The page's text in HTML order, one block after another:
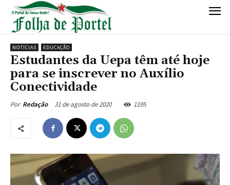
NOTÍCIAS EDUCAÇÃO
Estudantes da Uepa têm até hoje
para se inscrever no Auxílio
Conectividade
Por Redação 31 de agosto de 2020 1195